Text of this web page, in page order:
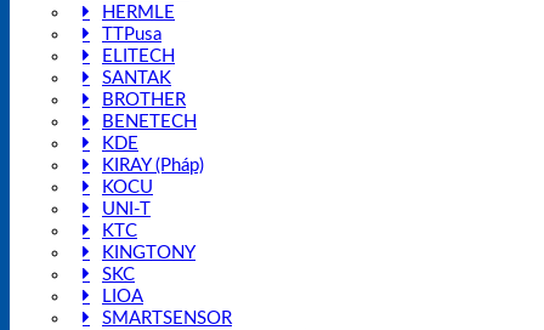
HERMLE
TTPusa
ELITECH
SANTAK
BROTHER
BENETECH
KDE
KIRAY (Pháp)
KOCU
UNI-T
KTC
KINGTONY
SKC
LIOA
SMARTSENSOR